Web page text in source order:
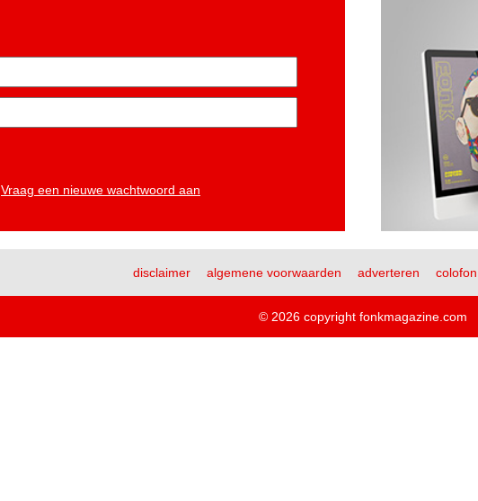
Vraag een nieuwe wachtwoord aan
disclaimer algemene voorwaarden adverteren colofon
© 2026 copyright fonkmagazine.com